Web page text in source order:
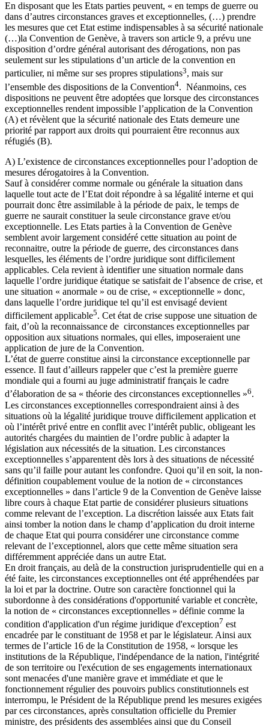
En disposant que les Etats parties peuvent, « en temps de guerre ou
dans d’autres circonstances graves et exceptionnelles, (…) prendre
les mesures que cet Etat estime indispensables à sa sécurité nationale
(…)la Convention de Genève, à travers son article 9, a prévu une
disposition d’ordre général autorisant des dérogations, non pas
seulement sur les stipulations d’un article de la convention en
particulier, ni même sur ses propres stipulations3, mais sur
l’ensemble des dispositions de la Convention4. Néanmoins, ces
dispositions ne peuvent être adoptées que lorsque des circonstances
exceptionnelles rendent impossible l’application de la Convention
(A) et révèlent que la sécurité nationale des Etats demeure une
priorité par rapport aux droits qui pourraient être reconnus aux
réfugiés (B).
A) L’existence de circonstances exceptionnelles pour l’adoption de
mesures dérogatoires à la Convention.
Sauf à considérer comme normale ou générale la situation dans
laquelle tout acte de l’Etat doit répondre à sa légalité interne et qui
pourrait donc être assimilable à la période de paix, le temps de
guerre ne saurait constituer la seule circonstance grave et/ou
exceptionnelle. Les Etats parties à la Convention de Genève
semblent avoir largement considéré cette situation au point de
reconnaitre, outre la période de guerre, des circonstances dans
lesquelles, les éléments de l’ordre juridique sont difficilement
applicables. Cela revient à identifier une situation normale dans
laquelle l’ordre juridique étatique se satisfait de l’absence de crise, et
une situation « anormale » ou de crise, « exceptionnelle » donc,
dans laquelle l’ordre juridique tel qu’il est envisagé devient
difficilement applicable5. Cet état de crise suppose une situation de
fait, d’où la reconnaissance de circonstances exceptionnelles par
opposition aux situations normales, qui elles, imposeraient une
application de jure de la Convention.
L’état de guerre constitue ainsi la circonstance exceptionnelle par
essence. Il faut d’ailleurs rappeler que c’est la première guerre
mondiale qui a fourni au juge administratif français le cadre
d’élaboration de sa « théorie des circonstances exceptionnelles »6.
Les circonstances exceptionnelles correspondraient ainsi à des
situations où la légalité juridique trouve difficilement application et
où l’intérêt privé entre en conflit avec l’intérêt public, obligeant les
autorités chargées du maintien de l’ordre public à adapter la
législation aux nécessités de la situation. Les circonstances
exceptionnelles s’apparentent dès lors à des situations de nécessité
sans qu’il faille pour autant les confondre. Quoi qu’il en soit, la non-
définition coupablement voulue de la notion de « circonstances
exceptionnelles » dans l’article 9 de la Convention de Genève laisse
libre cours à chaque Etat partie de considérer plusieurs situations
comme relevant de l’exception. La discrétion laissée aux Etats fait
ainsi tomber la notion dans le champ d’application du droit interne
de chaque Etat qui pourra considérer une circonstance comme
relevant de l’exceptionnel, alors que cette même situation sera
différemment appréciée dans un autre Etat.
En droit français, au delà de la construction jurisprudentielle qui en a
été faite, les circonstances exceptionnelles ont été appréhendées par
la loi et par la doctrine. Outre son caractère fonctionnel qui la
subordonne à des considérations d'opportunité variable et concrète,
la notion de « circonstances exceptionnelles » définie comme la
condition d'application d'un régime juridique d'exception7 est
encadrée par le constituant de 1958 et par le législateur. Ainsi aux
termes de l’article 16 de la Constitution de 1958, « lorsque les
institutions de la République, l'indépendance de la nation, l'intégrité
de son territoire ou l'exécution de ses engagements internationaux
sont menacées d'une manière grave et immédiate et que le
fonctionnement régulier des pouvoirs publics constitutionnels est
interrompu, le Président de la République prend les mesures exigées
par ces circonstances, après consultation officielle du Premier
ministre, des présidents des assemblées ainsi que du Conseil